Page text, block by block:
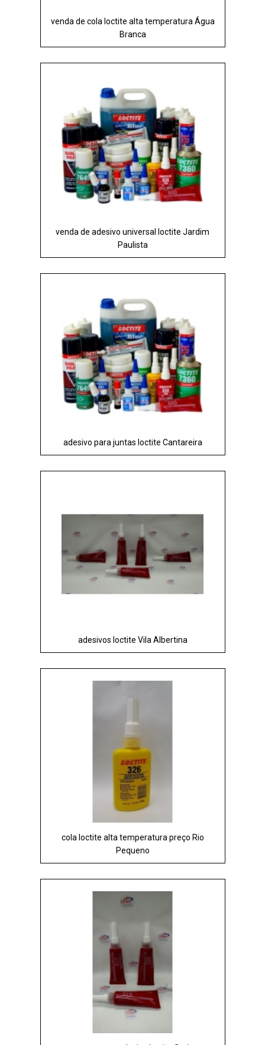
venda de cola loctite alta temperatura Água
Branca
venda de adesivo universal loctite Jardim
Paulista
adesivo para juntas loctite Cantareira
adesivos loctite Vila Albertina
cola loctite alta temperatura preço Rio
Pequeno